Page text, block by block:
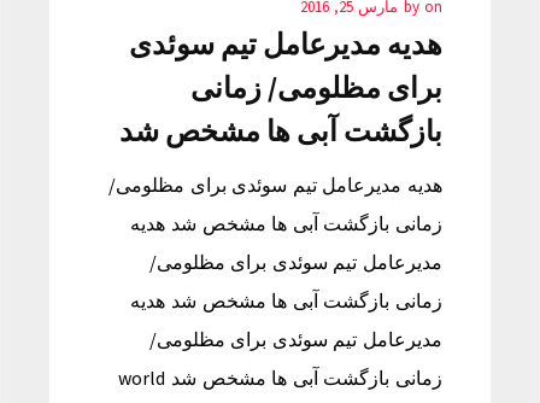
by on مارس 25, 2016
هدیه مدیرعامل تیم سوئدی
برای مظلومی/ زمانی
بازگشت آبی ها مشخص شد
هدیه مدیرعامل تیم سوئدی برای مظلومی/
زمانی بازگشت آبی ها مشخص شد هدیه
مدیرعامل تیم سوئدی برای مظلومی/
زمانی بازگشت آبی ها مشخص شد هدیه
مدیرعامل تیم سوئدی برای مظلومی/
زمانی بازگشت آبی ها مشخص شد world